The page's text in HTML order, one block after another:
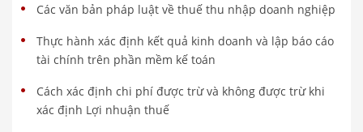
Các văn bản pháp luật về thuế thu nhập doanh nghiệp
Thực hành xác định kết quả kinh doanh và lập báo cáo
tài chính trên phần mềm kế toán
Cách xác định chi phí được trừ và không được trừ khi
xác định Lợi nhuận thuế